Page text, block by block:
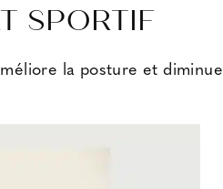
SPORTIF
la posture et diminue